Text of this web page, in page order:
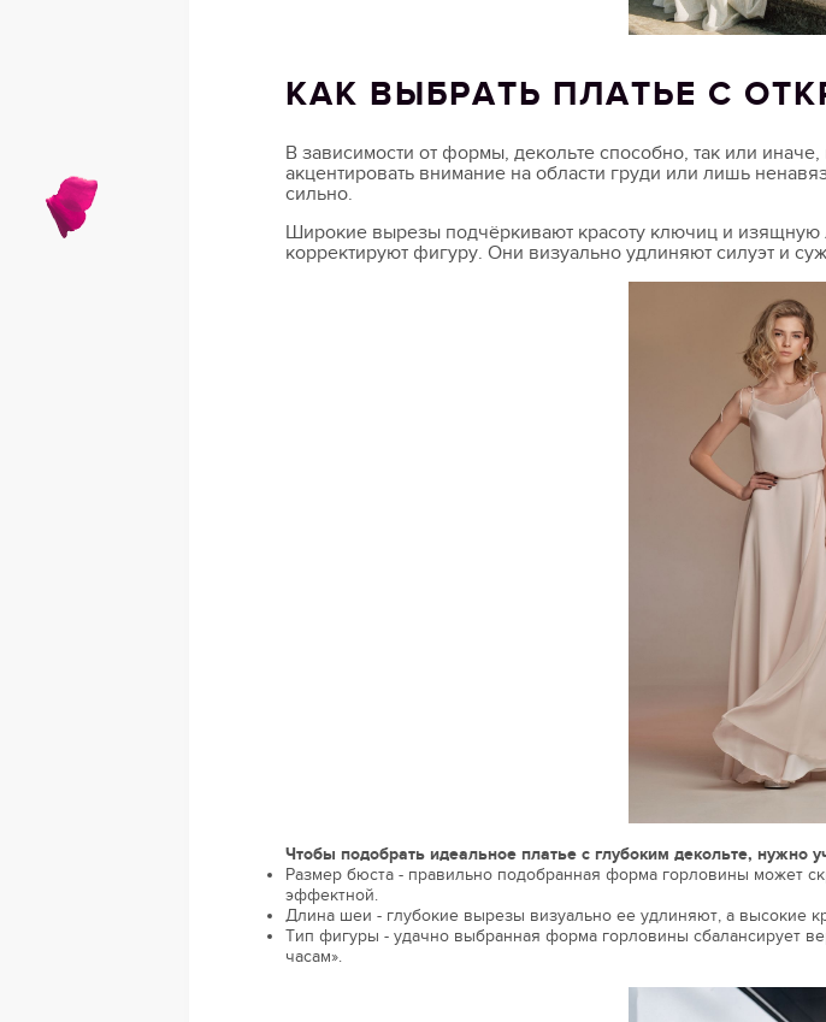
КАК ВЫБРАТЬ ПЛАТЬЕ С
В зависимости от формы, декольте способно, так или
акцентировать внимание на области груди или лишь
сильно.
Широкие вырезы подчёркивают красоту ключиц и
корректируют фигуру. Они визуально удлиняют силуэт и
Чтобы подобрать идеальное платье с глубоким декольте, нужно
Размер бюста - правильно подобранная форма горловины может
эффектной.
Длина шеи - глубокие вырезы визуально ее удлиняют, а высокие
Тип фигуры - удачно выбранная форма горловины сбалансирует
часам».